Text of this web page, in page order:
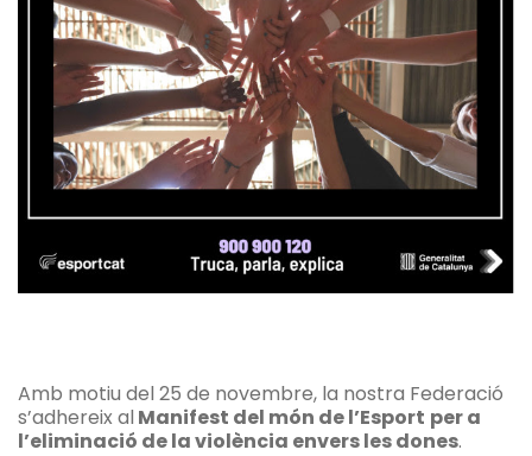
Amb motiu del 25 de novembre, la nostra Federació
s’adhereix al Manifest del món de l’Esport per a
l’eliminació de la violència envers les dones.